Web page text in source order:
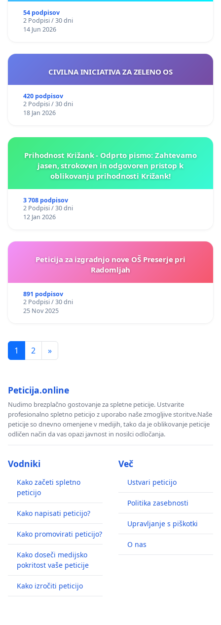
54 podpisov
2 Podpisi / 30 dni
14 Jun 2026
CIVILNA INICIATIVA ZA ZELENO OS
420 podpisov
2 Podpisi / 30 dni
18 Jan 2026
Prihodnost Križank - Odprto pismo: Zahtevamo
jasen, strokoven in odgovoren pristop k
oblikovanju prihodnosti Križank!
3 708 podpisov
2 Podpisi / 30 dni
12 Jan 2026
Peticija za izgradnjo nove OŠ Preserje pri
Radomljah
891 podpisov
2 Podpisi / 30 dni
25 Nov 2025
1 2 »
Peticija.online
Nudimo brezplačno gostovanje za spletne peticije. Ustvarite
profesionalno spletno peticijo z uporabo naše zmogljive storitve.Naše
peticije so dnevno omenjene v medijih, tako da je oblikovanje peticije
odličen način da vas opazi javnost in nosilci odločanja.
Vodniki
Kako začeti spletno
peticijo
Kako napisati peticijo?
Kako promovirati peticijo?
Kako doseči medijsko
pokritost vaše peticije
Kako izročiti peticijo
Več
Ustvari peticijo
Politika zasebnosti
Upravljanje s piškotki
O nas